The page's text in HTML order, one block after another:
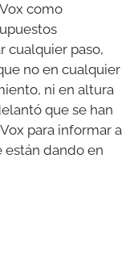
como
cualquier paso,
no en cualquier
ni en altura
que se han
para informar a
están dando en